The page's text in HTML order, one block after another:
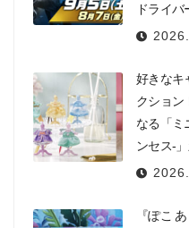
ドライ
好きなキ
クション
なる「ミ
ンセス-
『ぽこ